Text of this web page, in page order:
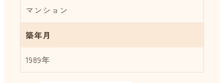
マンション
築年月
1989年